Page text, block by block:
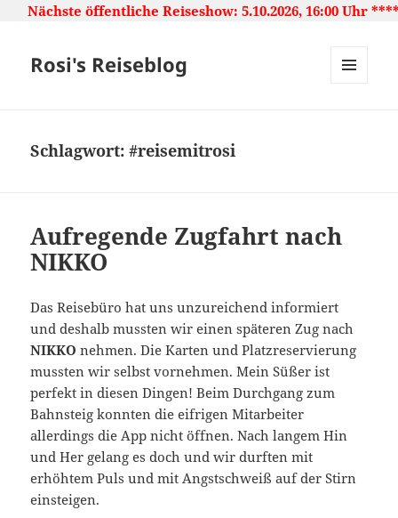
Reiseshow: 5.10.2026, 16:00 Uhr ***** Japan:
Rosi's Reiseblog
Schlagwort:#reisemitrosi
Aufregende Zugfahrt nach
NIKKO
Das Reisebüro hat uns unzureichend informiert
und deshalb mussten wir einen späteren Zug nach
NIKKOnehmen. Die Karten und Platzreservierung
mussten wir selbst vornehmen. Mein Süßer ist
perfekt in diesen Dingen! Beim Durchgang zum
Bahnsteig konnten die eifrigen Mitarbeiter
allerdings die App nicht öffnen. Nach langem Hin
und Her gelang es doch und wir durften mit
erhöhtem Puls und mit Angstschweiß auf der Stirn
einsteigen.